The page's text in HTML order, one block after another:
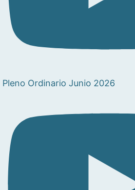
Pleno Ordinario Junio 2026